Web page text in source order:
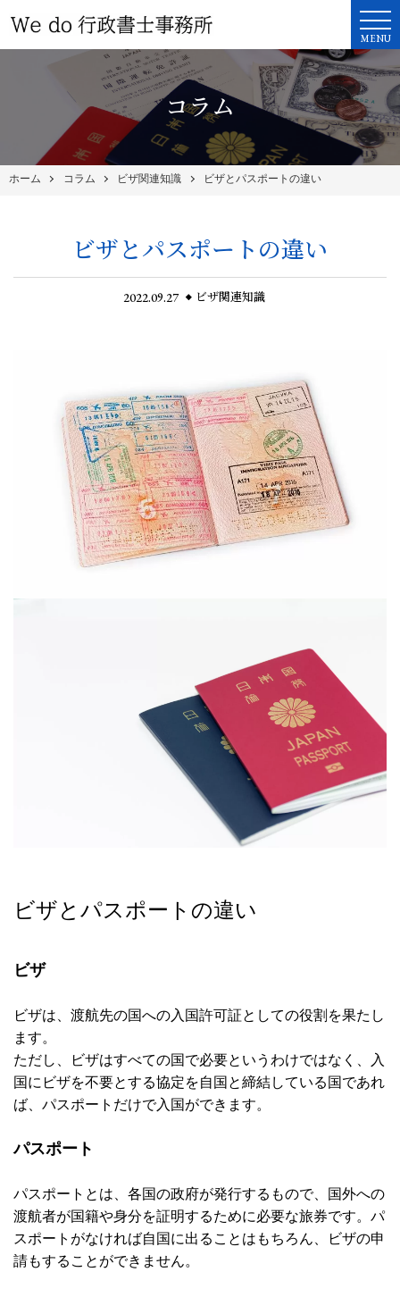
MENU
コラム
ホーム コラム ビザ関連知識 ビザとパスポートの違い
ビザとパスポートの違い
2022.09.27 ビザ関連知識
ビザとパスポートの違い
ビザ
ビザは、渡航先の国への入国許可証としての役割を果たし
ます。
ただし、ビザはすべての国で必要というわけではなく、入
国にビザを不要とする協定を自国と締結している国であれ
ば、パスポートだけで入国ができます。
パスポート
パスポートとは、各国の政府が発行するもので、国外への
渡航者が国籍や身分を証明するために必要な旅券です。パ
スポートがなければ自国に出ることはもちろん、ビザの申
請もすることができません。